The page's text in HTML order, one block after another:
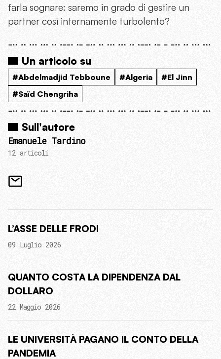
farla sognare: saremo in grado di gestire un
partner così internamente turbolento?
Un articolo su
#Abdelmadjid Tebboune #Algeria
#El Jinn
#Saïd Chengriha
Sull'autore
Emanuele Tardino
12 articoli
L’ASSE DELLE FRODI
09 Luglio 2026
QUANTO COSTA LA DIPENDENZA DAL
DOLLARO
22 Maggio 2026
LE UNIVERSITÀ PAGANO IL CONTO DELLA
PANDEMIA